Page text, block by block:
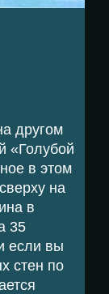
другом
«Голубой
в этом
на
в
35
если вы
стен по